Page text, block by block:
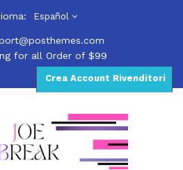
Español
for all Order of $99
Crea Account Rivenditori